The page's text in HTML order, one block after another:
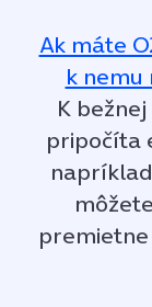
Ak máte
k nemu
K
pripočíta
môžete